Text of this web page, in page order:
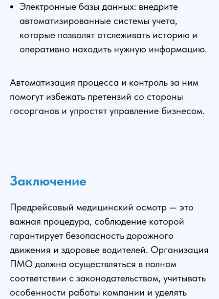
Электронные базы данных: внедрите
автоматизированные системы учета,
которые позволят отслеживать историю и
оперативно находить нужную информацию.
Автоматизация процесса и контроль за ним
помогут избежать претензий со стороны
госорганов и упростят управление бизнесом.
Заключение
Предрейсовый медицинский осмотр — это
важная процедура, соблюдение которой
гарантирует безопасность дорожного
движения и здоровье водителей. Организация
ПМО должна осуществляться в полном
соответствии с законодательством, учитывать
особенности работы компании и уделять